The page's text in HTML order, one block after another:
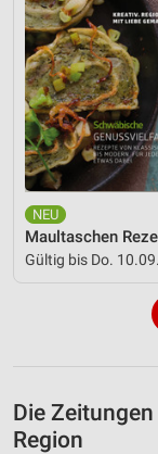
Gültig bis Do. 10.09.
Die
Region